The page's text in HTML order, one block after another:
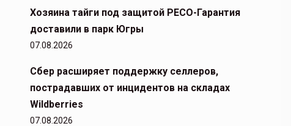
Хозяина тайги под защитой РЕСО-Гарантия
доставили в парк Югры
07.08.2026
Сбер расширяет поддержку селлеров,
пострадавших от инцидентов на складах
Wildberries
07.08.2026